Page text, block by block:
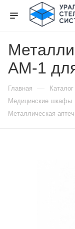
АМ-1
Главная — Каталог
Медицинские шкафы
Металлическая